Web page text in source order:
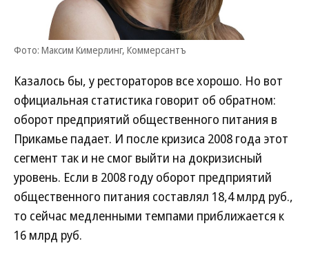
Фото: Максим Кимерлинг, Коммерсантъ
Казалось бы, у рестораторов все хорошо. Но вот
официальная статистика говорит об обратном:
оборот предприятий общественного питания в
Прикамье падает. И после кризиса 2008 года этот
сегмент так и не смог выйти на докризисный
уровень. Если в 2008 году оборот предприятий
общественного питания составлял 18,4 млрд руб.,
то сейчас медленными темпами приближается к
16 млрд руб.